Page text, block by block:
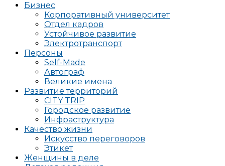
Бизнес
Корпоративный университет
Отдел кадров
Устойчивое развитие
Электротранспорт
Персоны
Self-Made
Автограф
Великие имена
Развитие территорий
CITY TRIP
Городское развитие
Инфраструктура
Качество жизни
Искусство переговоров
Этикет
Женщины в деле